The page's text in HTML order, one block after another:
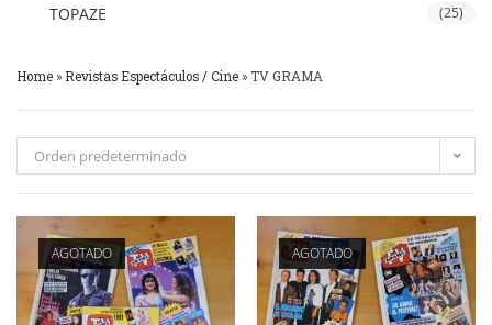
TOPAZE (25)
Home » Revistas Espectáculos / Cine » TV GRAMA
Orden predeterminado
AGOTADO AGOTADO